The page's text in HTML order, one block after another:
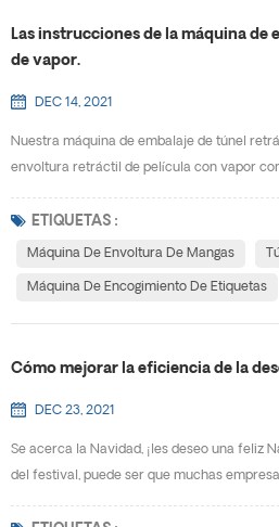
Las instrucciones de la máquina de
de vapor.
DEC 14, 2021
Nuestra máquina de embalaje de túnel
envoltura retráctil de película con vapor
botellas. Comparado con eléctrico máquina
las características de fácil de usar,
ETIQUETAS :
Máquina De Envoltura De Mangas
Máquina De Encogimiento De Etiquetas
Cómo mejorar la eficiencia de la
DEC 23, 2021
Se acerca la Navidad, ¡les deseo una feliz
del festival, puede ser que muchas